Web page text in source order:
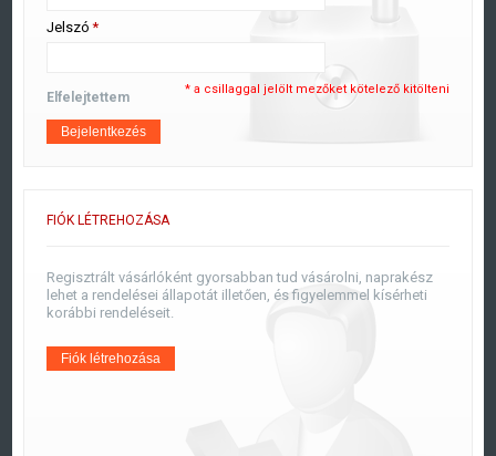
*
Jelszó
* a csillaggal jelölt mezőket kötelező kitölteni
Elfelejtettem
Bejelentkezés
FIÓK LÉTREHOZÁSA
Regisztrált vásárlóként gyorsabban tud vásárolni, naprakész
lehet a rendelései állapotát illetően, és figyelemmel kísérheti
korábbi rendeléseit.
Fiók létrehozása